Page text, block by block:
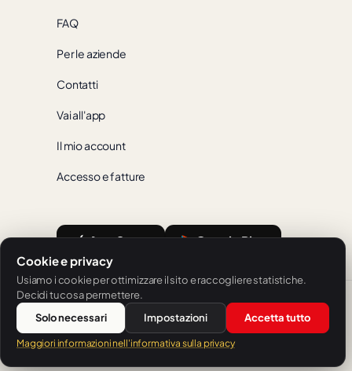
FAQ
Per le aziende
Contatti
Vai all'app
Il mio account
Accesso e fatture
App Store Google Play
Italiano
Un'offerta della SH Sprachschule Heilbronn.
© 2026 V-IZ
Cookie e privacy
Usiamo i cookie per ottimizzare il sito e raccogliere statistiche.
Decidi tu cosa permettere.
Solo necessari
Impostazioni Accetta tutto
Maggiori informazioni nell'informativa sulla privacy